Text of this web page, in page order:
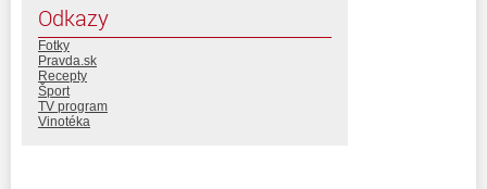
Odkazy
Fotky
Pravda.sk
Recepty
Šport
TV program
Vinotéka